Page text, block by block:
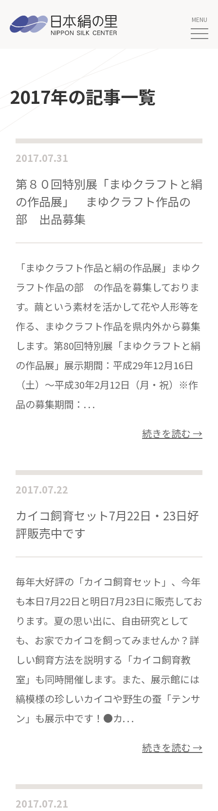
2017年の記事一覧
2017.07.31
第８０回特別展「まゆクラフトと絹
の作品展」 まゆクラフト作品の
部 出品募集
「まゆクラフト作品と絹の作品展」まゆク
ラフト作品の部 の作品を募集しておりま
す。繭という素材を活かして花や人形等を
作る、まゆクラフト作品を県内外から募集
します。第80回特別展「まゆクラフトと絹
の作品展」展示期間：平成29年12月16日
（土）～平成30年2月12日（月・祝）※作
品の募集期間：. . .
続きを読む →
2017.07.22
カイコ飼育セット7月22日・23日好
評販売中です
毎年大好評の「カイコ飼育セット」、今年
も本日7月22日と明日7月23日に販売してお
ります。夏の思い出に、自由研究として
も、お家でカイコを飼ってみませんか？詳
しい飼育方法を説明する「カイコ飼育教
室」も同時開催します。また、展示館には
縞模様の珍しいカイコや野生の蚕「テンサ
ン」も展示中です！●カ. . .
続きを読む →
2017.07.21